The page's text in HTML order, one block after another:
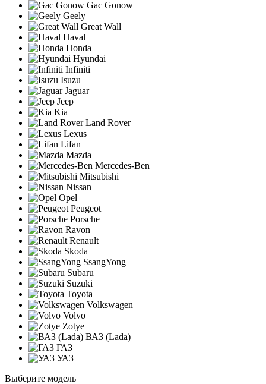
Gac Gonow
Geely
Great Wall
Haval
Honda
Hyundai
Infiniti
Isuzu
Jaguar
Jeep
Kia
Land Rover
Lexus
Lifan
Mazda
Mercedes-Ben
Mitsubishi
Nissan
Opel
Peugeot
Porsche
Ravon
Renault
Skoda
SsangYong
Subaru
Suzuki
Toyota
Volkswagen
Volvo
Zotye
ВАЗ (Lada)
ГАЗ
УАЗ
Выберите модель